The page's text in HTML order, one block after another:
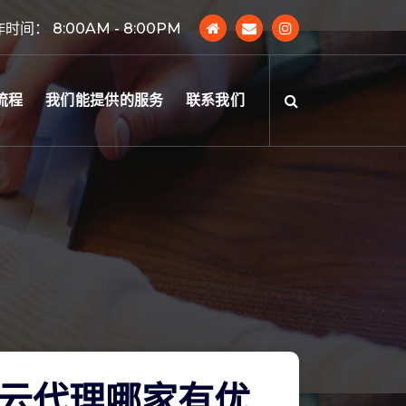
时间： 8:00AM - 8:00PM
程 我们能提供的服务 联系我们